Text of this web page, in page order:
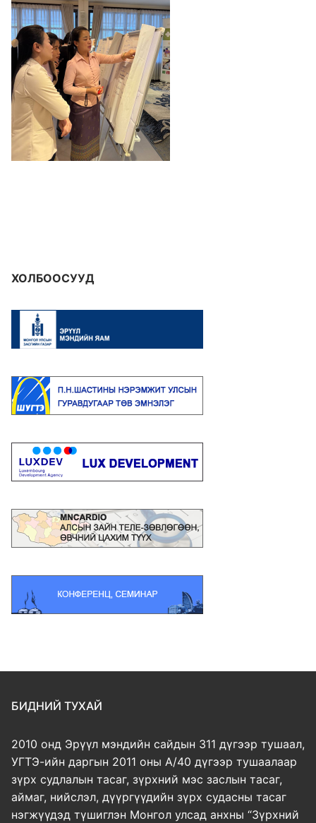
ХОЛБООСУУД
БИДНИЙ ТУХАЙ
2010 онд Эрүүл мэндийн сайдын 311 дүгээр тушаал,
УГТЭ-ийн даргын 2011 оны А/40 дүгээр тушаалаар
зүрх судлалын тасаг, зүрхний мэс заслын тасаг,
аймаг, нийслэл, дүүргүүдийн зүрх судасны тасаг
нэгжүүдэд түшиглэн Монгол улсад анхны “Зүрхний